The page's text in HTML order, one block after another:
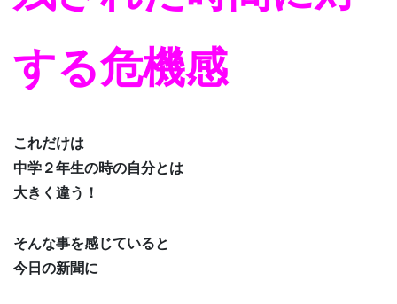
する危機感
これだけは
中学２年生の時の自分とは
大きく違う！
そんな事を感じていると
今日の新聞に